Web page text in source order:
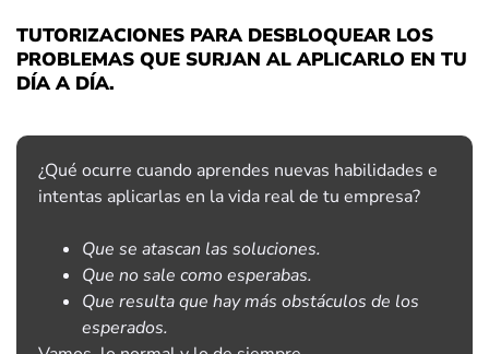
TUTORIZACIONES PARA DESBLOQUEAR LOS
PROBLEMAS QUE SURJAN AL APLICARLO EN TU
DÍA A DÍA.
¿Qué ocurre cuando aprendes nuevas habilidades e
intentas aplicarlas en la vida real de tu empresa?
Que se atascan las soluciones.
Que no sale como esperabas.
Que resulta que hay más obstáculos de los
esperados.